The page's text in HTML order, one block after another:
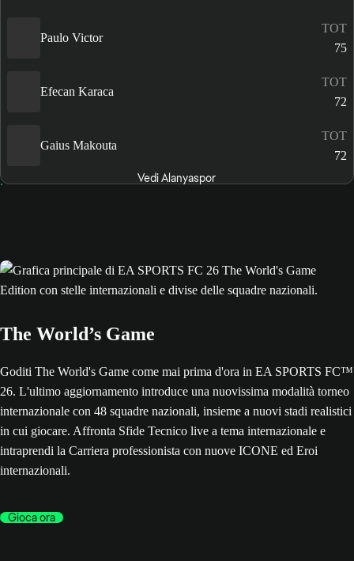
Paulo Victor
TOT
75
Efecan Karaca
TOT
72
Gaius Makouta
TOT
72
Vedi Alanyaspor
The World’s Game
Goditi The World's Game come mai prima d'ora in EA SPORTS FC™
26. L'ultimo aggiornamento introduce una nuovissima modalità torneo
internazionale con 48 squadre nazionali, insieme a nuovi stadi realistici
in cui giocare. Affronta Sfide Tecnico live a tema internazionale e
intraprendi la Carriera professionista con nuove ICONE ed Eroi
internazionali.
Gioca ora